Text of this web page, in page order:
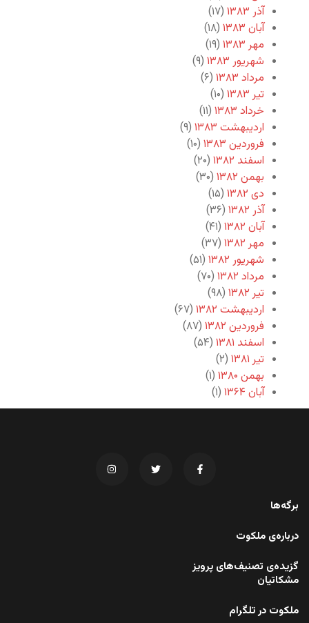
آذر ۱۳۸۳
(۱۷)
آبان ۱۳۸۳
(۱۸)
مهر ۱۳۸۳
(۱۹)
شهریور ۱۳۸۳
(۹)
مرداد ۱۳۸۳
(۶)
تیر ۱۳۸۳
(۱۰)
خرداد ۱۳۸۳
(۱۱)
اردیبهشت ۱۳۸۳
(۹)
فروردین ۱۳۸۳
(۱۰)
اسفند ۱۳۸۲
(۲۰)
بهمن ۱۳۸۲
(۳۰)
دی ۱۳۸۲
(۱۵)
آذر ۱۳۸۲
(۳۶)
آبان ۱۳۸۲
(۴۱)
مهر ۱۳۸۲
(۳۷)
شهریور ۱۳۸۲
(۵۱)
مرداد ۱۳۸۲
(۷۰)
تیر ۱۳۸۲
(۹۸)
اردیبهشت ۱۳۸۲
(۶۷)
فروردین ۱۳۸۲
(۸۷)
اسفند ۱۳۸۱
(۵۴)
تیر ۱۳۸۱
(۲)
بهمن ۱۳۸۰
(۱)
آبان ۱۳۶۴
(۱)
برگه‌ها
درباره‌ی ملکوت
گزیده‌ی تصنیف‌های پرویز
مشکاتیان
ملکوت در تلگرام